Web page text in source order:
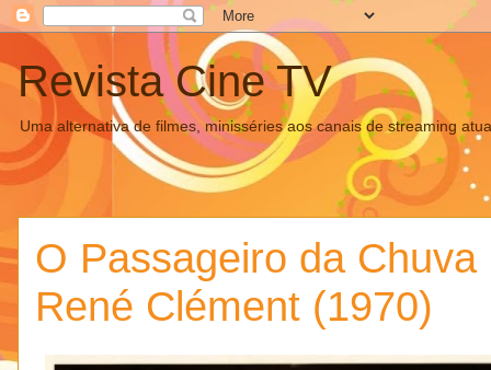
Revista Cine TV
Uma alternativa de filmes, minisséries aos canais de streaming
O Passageiro da
René Clément (1970)